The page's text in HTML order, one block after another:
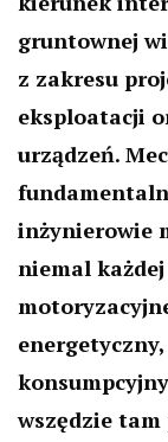
gruntownej
z zakresu
eksploatacji
urządzeń.
inżynierowie
niemal
wszędzie